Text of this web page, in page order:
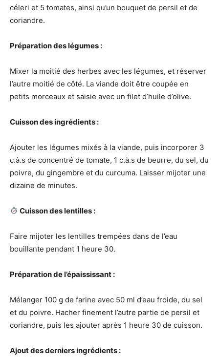
céleri et 5 tomates, ainsi qu’un bouquet de persil et de
coriandre.
Préparation des légumes :
Mixer la moitié des herbes avec les légumes, et réserver
l’autre moitié de côté. La viande doit être coupée en
petits morceaux et saisie avec un filet d’huile d’olive.
Cuisson des ingrédients :
Ajouter les légumes mixés à la viande, puis incorporer 3
c.à.s de concentré de tomate, 1 c.à.s de beurre, du sel, du
poivre, du gingembre et du curcuma. Laisser mijoter une
dizaine de minutes.
Cuisson des lentilles :
Faire mijoter les lentilles trempées dans de l’eau
bouillante pendant 1 heure 30.
Préparation de l’épaississant :
Mélanger 100 g de farine avec 50 ml d’eau froide, du sel
et du poivre. Hacher finement l’autre partie de persil et
coriandre, puis les ajouter après 1 heure 30 de cuisson.
Ajout des derniers ingrédients :